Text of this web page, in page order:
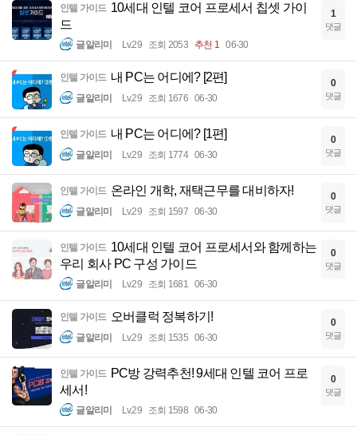
인텔 가이드 10세대 인텔 코어 프로세서 칩셋 가이
드
글알리미 Lv.29 조회 2053 추천 1 06-30
1
댓글
인텔 가이드 내 PC는 어디에? [2편]
글알리미 Lv.29 조회 1676 06-30
0
댓글
인텔 가이드 내 PC는 어디에? [1편]
글알리미 Lv.29 조회 1774 06-30
0
댓글
인텔 가이드 온라인 개학, 재택근무를 대비하자!
글알리미 Lv.29 조회 1597 06-30
0
댓글
인텔 가이드 10세대 인텔 코어 프로세서와 함께하는
우리 회사 PC 구성 가이드
글알리미 Lv.29 조회 1681 06-30
0
댓글
인텔 가이드 오버클럭 정복하기!
글알리미 Lv.29 조회 1535 06-30
0
댓글
인텔 가이드 PC방 강력추천! 9세대 인텔 코어 프로
세서!
글알리미 Lv.29 조회 1598 06-30
0
댓글